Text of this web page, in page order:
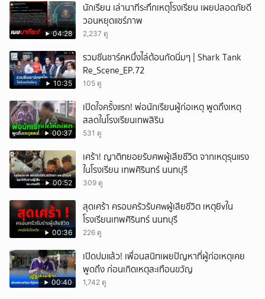
04:28
นักเรียน เล่านาทีระทึกเหตุโรงเรียน เผยปลอดภัยดี
วอนหยุดแชร์ภาพ
2,237 ดู
10:35
รวมซีนชาร์คหนึ่งไล่ต้อนกัดนิ่มๆ | Shark Tank
Re_Scene_EP.72
105 ดู
00:37
เปิดใจครั้งแรก! พ่อนักเรียนผู้ก่อเหตุ พูดถึงเหตุ
สลดในโรงเรียนเทพสิริน
531 ดู
00:52
เศร้า! ญาติทยอยรับศพผู้เสียชีวิต จากเหตุรุนแรง
ในโรงเรียน เทพศิรินทร์ นนทบุรี
309 ดู
00:36
สุดเศร้า ครอบครัวรับศwผู้เสียชีวิต เหตุยิvใน
โรงเรียนเทพศิรินทร์ นนทบุรี
226 ดู
00:40
เปิดปมแล้ว! เพื่อนสนิทเผยปัญหาที่ผู้ก่อเหตุเคย
พูดถึง ก่อนเกิดเหตุสะเทือนขวัญ
1,742 ดู